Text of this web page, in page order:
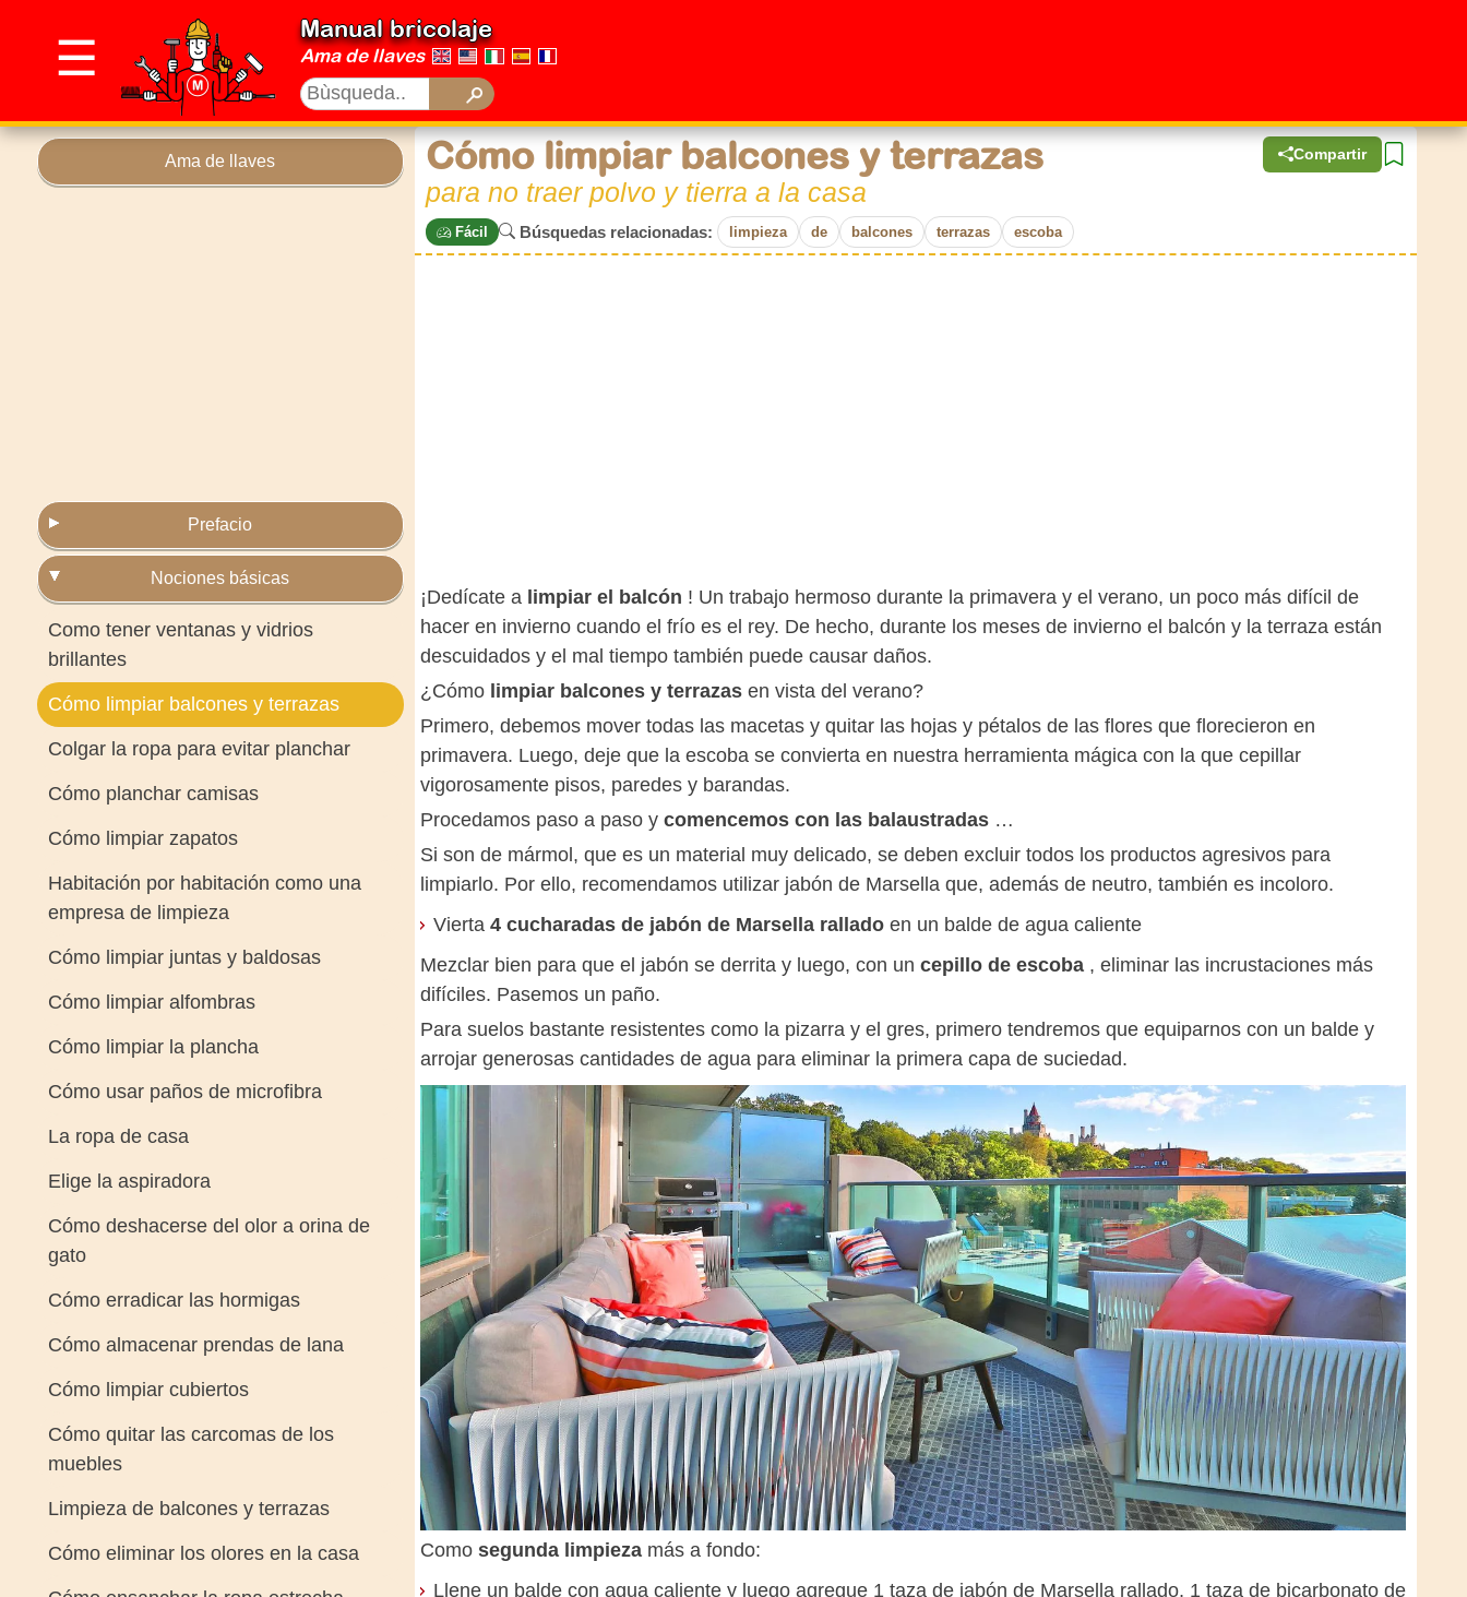
☰
Manual bricolaje
Ama de llaves
Ama de llaves
Prefacio
Nociones básicas
Como tener ventanas y vidrios
brillantes
Cómo limpiar balcones y terrazas
Colgar la ropa para evitar planchar
Cómo planchar camisas
Cómo limpiar zapatos
Habitación por habitación como una
empresa de limpieza
Cómo limpiar juntas y baldosas
Cómo limpiar alfombras
Cómo limpiar la plancha
Cómo usar paños de microfibra
La ropa de casa
Elige la aspiradora
Cómo deshacerse del olor a orina de
gato
Cómo erradicar las hormigas
Cómo almacenar prendas de lana
Cómo limpiar cubiertos
Cómo quitar las carcomas de los
muebles
Limpieza de balcones y terrazas
Cómo eliminar los olores en la casa
Compartir
Cómo limpiar balcones y terrazas
para no traer polvo y tierra a la casa
Fácil Búsquedas relacionadas: limpieza de balcones terrazas escoba
¡Dedícate a limpiar el balcón ! Un trabajo hermoso durante la primavera y el verano, un poco más difícil de
hacer en invierno cuando el frío es el rey. De hecho, durante los meses de invierno el balcón y la terraza están
descuidados y el mal tiempo también puede causar daños.
¿Cómo limpiar balcones y terrazas en vista del verano?
Primero, debemos mover todas las macetas y quitar las hojas y pétalos de las flores que florecieron en
primavera. Luego, deje que la escoba se convierta en nuestra herramienta mágica con la que cepillar
vigorosamente pisos, paredes y barandas.
Procedamos paso a paso y comencemos con las balaustradas …
Si son de mármol, que es un material muy delicado, se deben excluir todos los productos agresivos para
limpiarlo. Por ello, recomendamos utilizar jabón de Marsella que, además de neutro, también es incoloro.
Vierta 4 cucharadas de jabón de Marsella rallado en un balde de agua caliente
Mezclar bien para que el jabón se derrita y luego, con un cepillo de escoba , eliminar las incrustaciones más
difíciles. Pasemos un paño.
Para suelos bastante resistentes como la pizarra y el gres, primero tendremos que equiparnos con un balde y
arrojar generosas cantidades de agua para eliminar la primera capa de suciedad.
Como segunda limpieza más a fondo:
Llene un balde con agua caliente y luego agregue 1 taza de jabón de Marsella rallado, 1 taza de bicarbonato de